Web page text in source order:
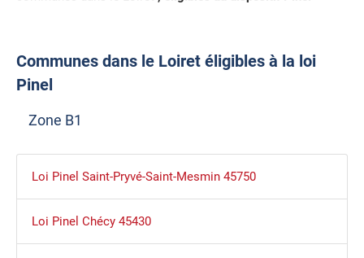
Communes dans le Loiret éligibles à la loi
Pinel
Zone B1
Loi Pinel Saint-Pryvé-Saint-Mesmin 45750
Loi Pinel Chécy 45430